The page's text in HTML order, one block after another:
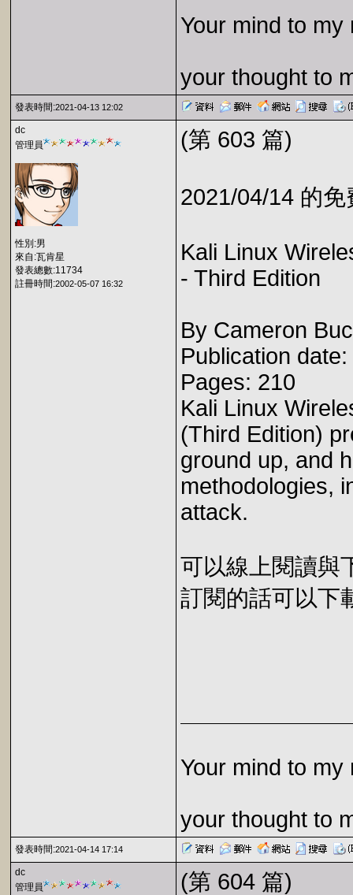
Your mind to my
your thought to
發表時間:2021-04-13 12:02
dc
管理員
性別:男
來自:瓦肯星
發表總數:11734
註冊時間:2002-05-07 16:32
(第 603 篇)
2021/04/14 的
Kali Linux
- Third Edition
By Cameron
Publication
Pages: 210
Kali Linux
(Third Edition)
ground up, and
methodologies,
attack.
可以線上閱讀與
訂閱的話可以下
Your mind to my
your thought to
發表時間:2021-04-14 17:14
dc
管理員
(第 604 篇)